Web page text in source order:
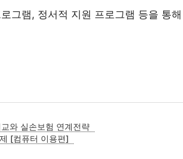
그램, 정서적 지원 프로그램 등을 통해
와 실손보험 연계전략
[컴퓨터 이용편]